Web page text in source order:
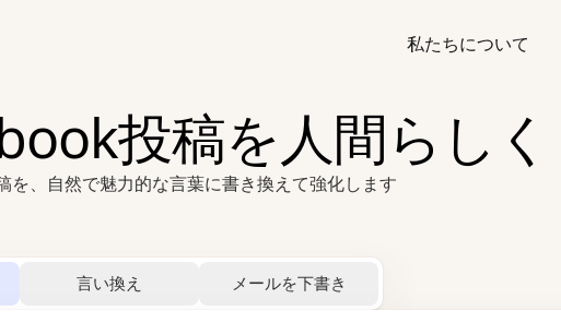
私たちについて
投稿を人間らしく
、自然で魅力的な言葉に書き換えて強化します
言い換え メールを下書き